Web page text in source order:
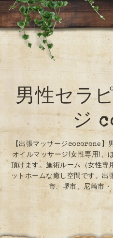
男性セラ
ジ
【出張マッサージcocorone】
オイルマッサージ(女性専用)、
頂けます。施術ルーム（女性専
ットホームな癒し空間です。出
市、堺市、尼崎市